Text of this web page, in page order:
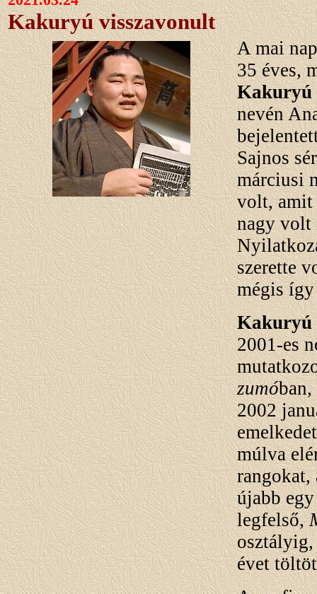
Kakuryú visszavonult
A mai
35 éves,
Kakuryú
nevén
Sajnos
márciusi
volt,
nagy volt
szerette
mégis
Kakuryú
2001-es
zumó
2002
múlva
újabb
legfelső,
évet